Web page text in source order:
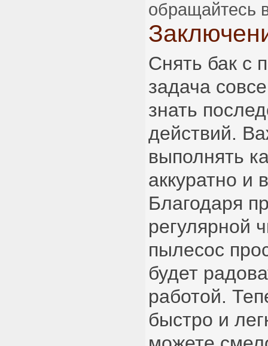
обращайтесь
Снять бак с
задача
знать
действий.
выполнять
аккуратно и
Благодаря
регулярной
пылесос
будет
работой.
быстро и